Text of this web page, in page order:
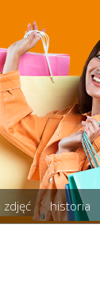
zdjęć historia